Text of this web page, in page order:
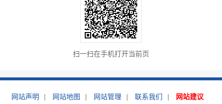
扫一扫在手机打开当前页
网站声明 网站地图 网站管理 联系我们 网站建议